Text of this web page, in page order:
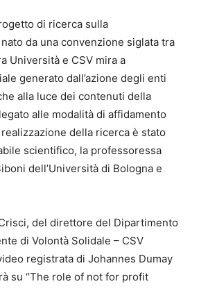
di ricerca sulla
nato da una convenzione siglata tra
Università e CSV mira a
generato dall’azione degli enti
alla luce dei contenuti della
alle modalità di affidamento
della ricerca è stato
scientifico, la professoressa
dell’Università di Bologna e
del direttore del Dipartimento
di Volontà Solidale – CSV
registrata di Johannes Dumay
su “The role of not for profit